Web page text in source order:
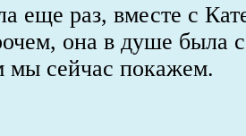
еще раз, вместе с
она в душе была
мы сейчас покажем.